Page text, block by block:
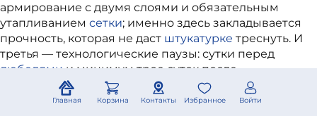
армирование с двумя слоями и обязательным
утапливанием сетки; именно здесь закладывается
прочность, которая не даст штукатурке треснуть. И
третья — технологические паузы: сутки перед
дюбелями и минимум трое суток после
армирования перед финишем. Торопиться на этих
этапах — значит губить фасад.
Главная Корзина Контакты Избранное Войти